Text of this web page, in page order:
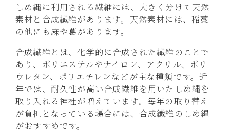
しめ縄に利用される繊維には、大きく分けて天然
素材と合成繊維があります。天然素材には、稲藁
の他にも麻や葛があります。
合成繊維とは、化学的に合成された繊維のことで
あり、ポリエステルやナイロン、アクリル、ポリ
ウレタン、ポリエチレンなどが主な種類です。近
年では、耐久性が高い合成繊維を用いたしめ縄を
取り入れる神社が増えています。毎年の取り替え
が負担となっている場合には、合成繊維のしめ縄
がおすすめです。